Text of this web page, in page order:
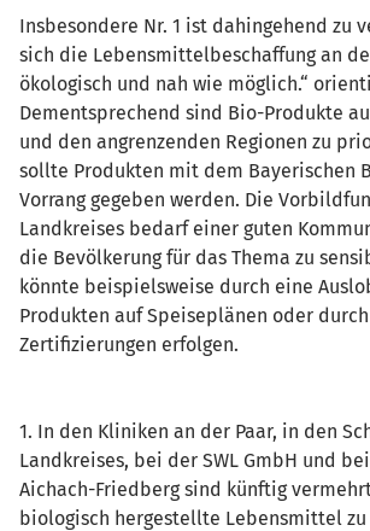
Insbesondere Nr. 1 ist dahingehend zu
sich die Lebensmittelbeschaffung an
ökologisch und nah wie möglich.“
Dementsprechend sind Bio-Produkte
und den angrenzenden Regionen zu
sollte Produkten mit dem Bayerischen
Vorrang gegeben werden. Die
Landkreises bedarf einer guten
die Bevölkerung für das Thema zu
könnte beispielsweise durch eine
Produkten auf Speiseplänen oder
Zertifizierungen erfolgen.
1. In den Kliniken an der Paar, in den
Landkreises, bei der SWL GmbH und
Aichach-Friedberg sind künftig
biologisch hergestellte Lebensmittel zu